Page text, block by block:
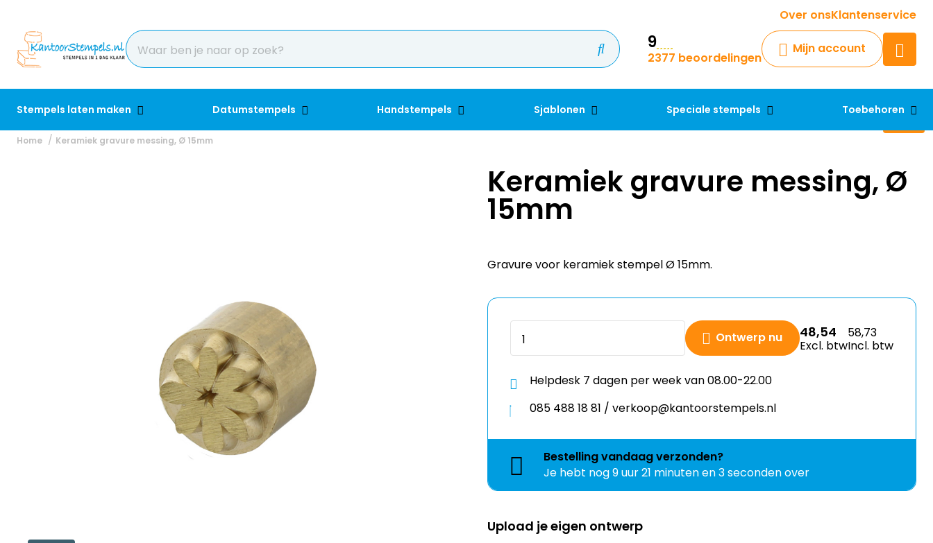
Over onsKlantenservice
9
2377 beoordelingen
Mijn account
Stempels laten maken Datumstempels Handstempels Sjablonen Speciale stempels Toebehoren
Krijg een antwoord op uw vraag
Chatbot
Chat 24/7 met onze chatbot
Contact
Home Keramiek gravure messing, Ø 15mm
Keramiek gravure messing, Ø
15mm
Gravure voor keramiek stempel Ø 15mm.
Ontwerp nu 48,54
Excl. btw
58,73
Incl. btw
Helpdesk 7 dagen per week van 08.00-22.00
085 488 18 81 / verkoop@kantoorstempels.nl
Bestellingvandaagverzonden?
Je hebt nog9 uur 21 minuten en 2 seconden over
Upload je eigen ontwerp